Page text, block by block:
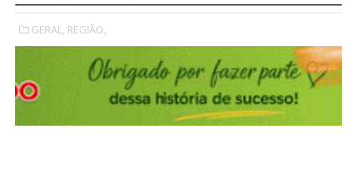
GERAL, REGIÃO,